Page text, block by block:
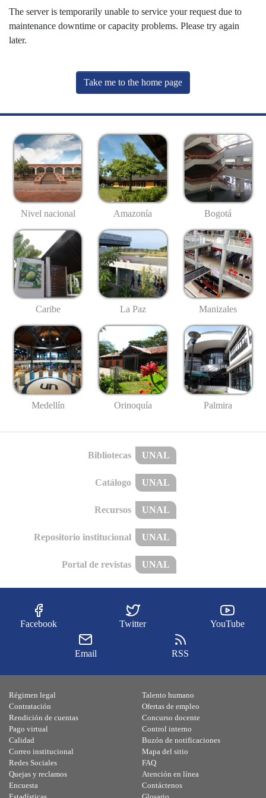
The server is temporarily unable to service your request due to
maintenance downtime or capacity problems. Please try again
later.
Take me to the home page
Nivel nacional Amazonía Bogotá
Caribe La Paz Manizales
Medellín Orinoquía Palmira
Bibliotecas UNAL
Catálogo UNAL
Recursos UNAL
Repositorio institucional UNAL
Portal de revistas UNAL
Facebook Twitter YouTube
Email RSS
Régimen legal
Contratación
Rendición de cuentas
Pago virtual
Calidad
Talento humano
Ofertas de empleo
Concurso docente
Control interno
Buzón de notificaciones
Correo institucional
Redes Sociales
Quejas y reclamos
Encuesta
Mapa del sitio
FAQ
Atención en línea
Contáctenos